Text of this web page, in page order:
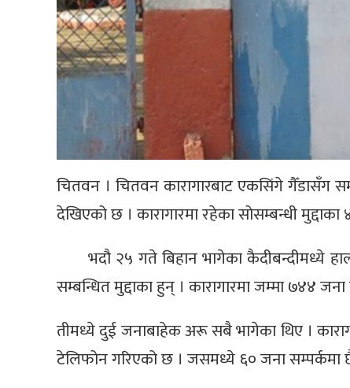
चितवन । चितवन कारागारबाट एकसिंगे गैँडासँग
देखिएको छ । कारागारमा रहेका सोसम्बन्धी
भदौ २५ गते बिहान भागेका कैदीबन्दीमध्ये
सम्बन्धित मुद्दाका हुन् । कारागारमा जम्मा ७४४
तीमध्ये दुई जनाबाहेक अरू सबै भागेका थिए ।
टेलिफोन गरिएको छ । जसमध्ये ६० जना सम्पर्कमा